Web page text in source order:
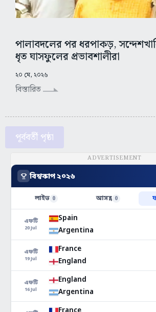
পালাবদলের পর ধরপাকড়,
ধৃত ঘাসফুলের প্রভাবশালীরা
২০ মে, ২০২৬
বিস্তারিত
পূর্ববর্তী পৃষ্ঠা
ADVERTISEMENT